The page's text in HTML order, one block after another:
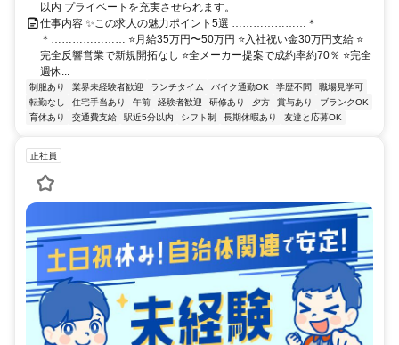
以内 プライベートを充実させられます。
仕事内容 ✨この求人の魅力ポイント5選 …………………＊
＊………………… ⭐月給35万円〜50万円 ⭐入社祝い金30万円支給 ⭐
完全反響営業で新規開拓なし ⭐全メーカー提案で成約率約70％ ⭐完全
週休...
制服あり 業界未経験者歓迎 ランチタイム バイク通勤OK 学歴不問
職場見学可
転勤なし
住宅手当あり 午前 経験者歓迎 研修あり 夕方 賞与あり
ブランクOK
育休あり
交通費支給 駅近5分以内 シフト制 長期休暇あり 友達と応募OK
正社員